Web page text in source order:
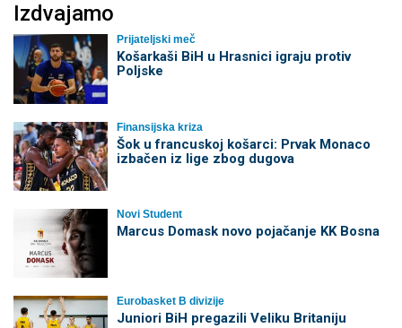
Izdvajamo
Prijateljski meč
Košarkaši BiH u Hrasnici igraju protiv
Poljske
Finansijska kriza
Šok u francuskoj košarci: Prvak Monaco
izbačen iz lige zbog dugova
Novi Student
Marcus Domask novo pojačanje KK Bosna
Eurobasket B divizije
Juniori BiH pregazili Veliku Britaniju